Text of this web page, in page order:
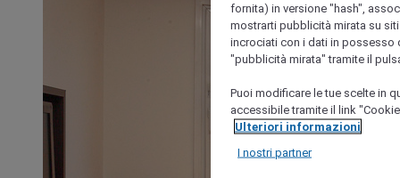
fornita) in versione "hash",
mostrarti pubblicità mirata su
incrociati con i dati in possesso
"pubblicità mirata" tramite il
Puoi modificare le tue scelte in
accessibile tramite il link
Ulteriori informazioni
I nostri partner